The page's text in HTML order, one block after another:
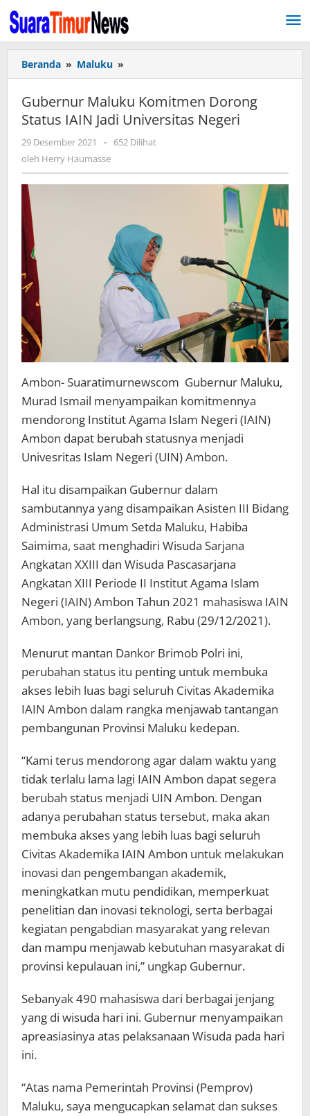
Lewati
ke
konten
Beranda » Maluku »
Maluku
Komitmen
Dorong
Status
IAIN
Gubernur Maluku Komitmen Dorong
Status IAIN Jadi Universitas Negeri
29 Desember 2021
oleh
Herry
-
652 Dilihat
oleh Herry Haumasse
Ambon- Suaratimurnewscom Gubernur Maluku,
Murad Ismail menyampaikan komitmennya
mendorong Institut Agama Islam Negeri (IAIN)
Ambon dapat berubah statusnya menjadi
Univesritas Islam Negeri (UIN) Ambon.
Hal itu disampaikan Gubernur dalam
sambutannya yang disampaikan Asisten III Bidang
Administrasi Umum Setda Maluku, Habiba
Saimima, saat menghadiri Wisuda Sarjana
Angkatan XXIII dan Wisuda Pascasarjana
Angkatan XIII Periode II Institut Agama Islam
Negeri (IAIN) Ambon Tahun 2021 mahasiswa IAIN
Ambon, yang berlangsung, Rabu (29/12/2021).
Menurut mantan Dankor Brimob Polri ini,
perubahan status itu penting untuk membuka
akses lebih luas bagi seluruh Civitas Akademika
IAIN Ambon dalam rangka menjawab tantangan
pembangunan Provinsi Maluku kedepan.
“Kami terus mendorong agar dalam waktu yang
tidak terlalu lama lagi IAIN Ambon dapat segera
berubah status menjadi UIN Ambon. Dengan
adanya perubahan status tersebut, maka akan
membuka akses yang lebih luas bagi seluruh
Civitas Akademika IAIN Ambon untuk melakukan
inovasi dan pengembangan akademik,
meningkatkan mutu pendidikan, memperkuat
penelitian dan inovasi teknologi, serta berbagai
kegiatan pengabdian masyarakat yang relevan
dan mampu menjawab kebutuhan masyarakat di
provinsi kepulauan ini,” ungkap Gubernur.
Sebanyak 490 mahasiswa dari berbagai jenjang
yang di wisuda hari ini. Gubernur menyampaikan
apreasiasinya atas pelaksanaan Wisuda pada hari
ini.
“Atas nama Pemerintah Provinsi (Pemprov)
Maluku, saya mengucapkan selamat dan sukses